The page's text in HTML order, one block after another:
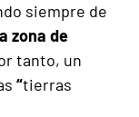
siempre de
zona de
tanto, un
“tierras